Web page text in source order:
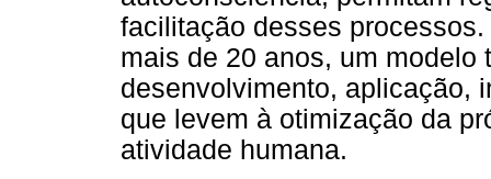
facilitação desses
mais de 20 anos, um modelo
desenvolvimento, aplicação,
que levem à otimização da
atividade humana.